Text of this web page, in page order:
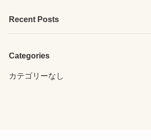
Recent Posts
Categories
カテゴリーなし